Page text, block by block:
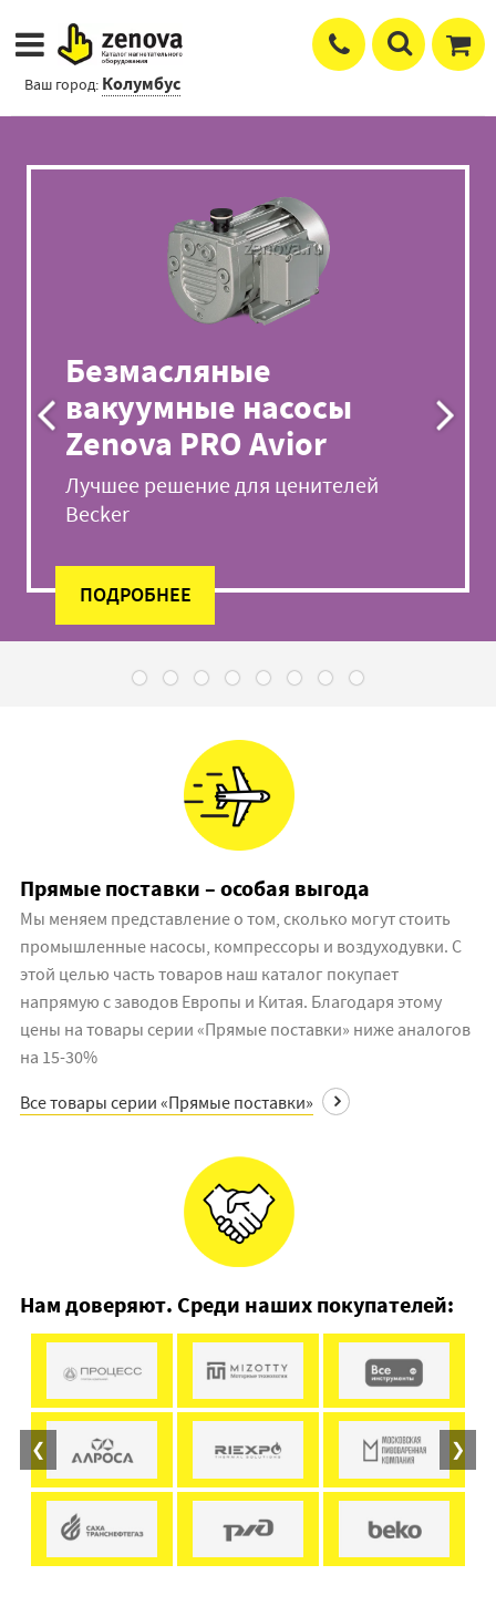
Ваш город: Колумбус
Безмасляные
вакуумные насосы
Zenova PRO Avior
Лучшее решение для ценителей
Becker
ПОДРОБНЕЕ
1 2 3 4 5 6 7 8
Прямые поставки – особая выгода
Мы меняем представление о том, сколько могут стоить
промышленные насосы, компрессоры и воздуходувки. С
этой целью часть товаров наш каталог покупает
напрямую с заводов Европы и Китая. Благодаря этому
цены на товары серии «Прямые поставки» ниже аналогов
на 15-30%
Все товары серии «Прямые поставки»
Нам доверяют. Среди наших покупателей:
❮ ❯